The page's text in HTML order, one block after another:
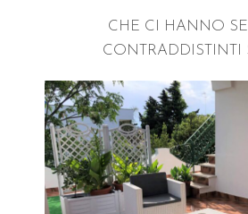
CHE CI HANNO
CONTRADDISTINTI